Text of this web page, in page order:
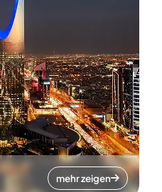
mehr zeigen